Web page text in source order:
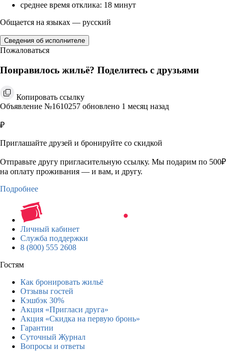
среднее время отклика: 18 минут
Общается на языках — русский
Сведения об исполнителе
Пожаловаться
Понравилось жильё? Поделитесь с друзьями
Копировать ссылку
Объявление №1610257 обновлено 1 месяц назад
₽
Приглашайте друзей и бронируйте со скидкой
Отправьте другу пригласительную ссылку. Мы подарим по 500₽
на оплату проживания — и вам, и другу.
Подробнее
Личный кабинет
Служба поддержки
8 (800) 555 2608
Гостям
Как бронировать жильё
Отзывы гостей
Кэшбэк 30%
Акция «Пригласи друга»
Акция «Скидка на первую бронь»
Гарантии
Суточный Журнал
Вопросы и ответы